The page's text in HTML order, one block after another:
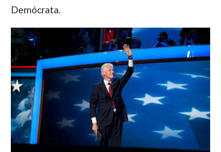
Demócrata.